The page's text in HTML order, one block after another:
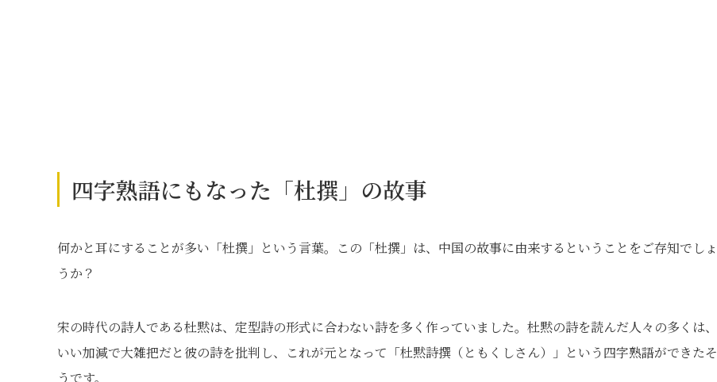
四字熟語にもなった「杜撰」の故事
何かと耳にすることが多い「杜撰」という言葉。この「杜撰」は、中国の故事に由来するということをご存知でしょ
うか？
宋の時代の詩人である杜黙は、定型詩の形式に合わない詩を多く作っていました。杜黙の詩を読んだ人々の多くは、
いい加減で大雑把だと彼の詩を批判し、これが元となって「杜黙詩撰（ともくしさん）」という四字熟語ができたそ
うです。